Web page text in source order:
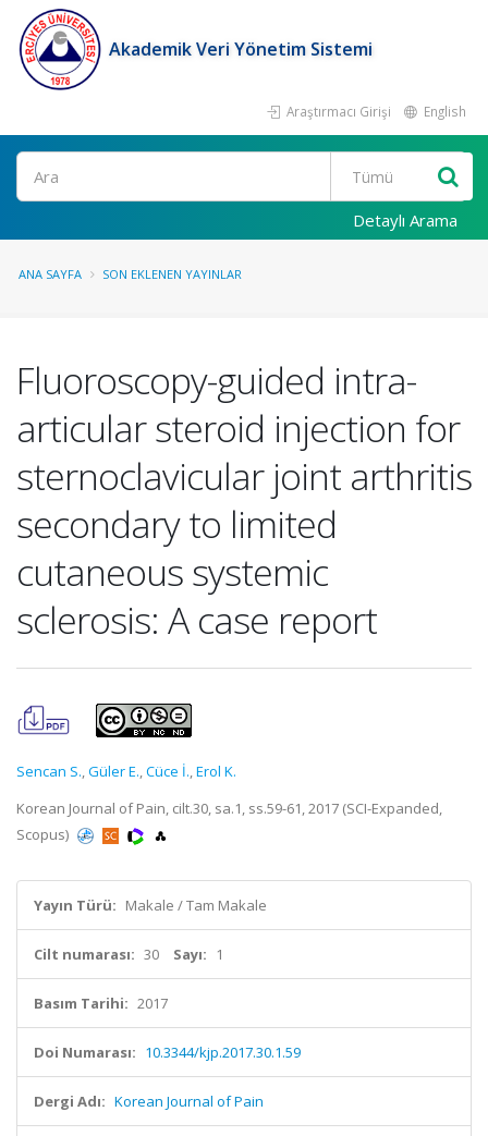
Akademik Veri Yönetim Sistemi
Araştırmacı Girişi English
Ara
Detaylı Arama
ANA SAYFA SON EKLENEN YAYINLAR
Fluoroscopy-guided intra-
articular steroid injection for
sternoclavicular joint arthritis
secondary to limited
cutaneous systemic
sclerosis: A case report
Sencan S.,Güler E.,Cüce İ.,Erol K.
Korean Journal of Pain, cilt.30, sa.1, ss.59-61, 2017 (SCI-Expanded,
Scopus)
Yayın Türü: Makale / Tam Makale
Cilt numarası: 30 Sayı: 1
Basım Tarihi: 2017
Doi Numarası: 10.3344/kjp.2017.30.1.59
Dergi Adı: Korean Journal of Pain